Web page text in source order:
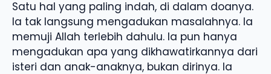
Satu hal yang paling indah, di dalam doanya.
Ia tak langsung mengadukan masalahnya. Ia
memuji Allah terlebih dahulu. Ia pun hanya
mengadukan apa yang dikhawatirkannya dari
isteri dan anak-anaknya, bukan dirinya. Ia